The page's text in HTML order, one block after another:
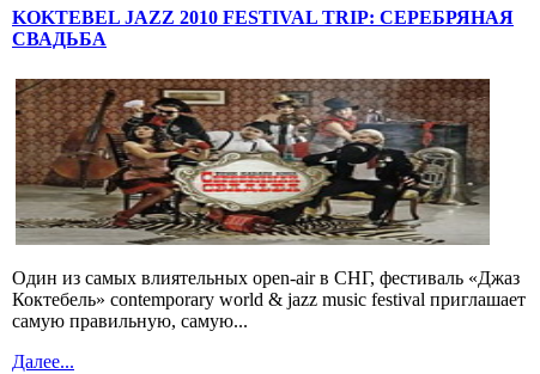
KOKTEBEL JAZZ 2010 FESTIVAL TRIP: СЕРЕБРЯНАЯ
СВАДЬБА
Один из самых влиятельных open-air в СНГ, фестиваль «Джаз
Коктебель» contemporary world & jazz music festival приглашает
самую правильную, самую...
Далее...